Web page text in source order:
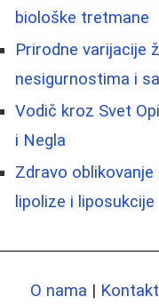
biološke tretmane
Prirodne varijacije
nesigurnostima i
Vodič kroz Svet
i Negla
Zdravo
lipolize i liposukcije
O nama | Kontakt